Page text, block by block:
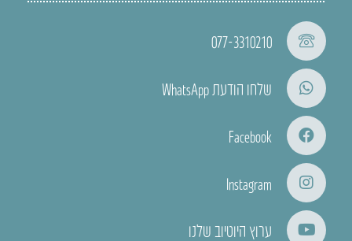
077-3310210
שלחו הודעת WhatsApp
Facebook
Instagram
ערוץ היוטיוב שלנו